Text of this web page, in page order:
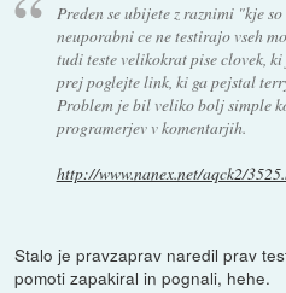
Preden se ubijete z raznimi "kje
neuporabni ce ne testirajo vseh
tudi teste velikokrat pise clovek,
prej poglejte link, ki ga pejstal
Problem je bil veliko bolj simple
programerjev v komentarjih.
http://www.nanex.net/aqck2/
Stalo je pravzaprav naredil prav
pomoti zapakiral in pognali, hehe.